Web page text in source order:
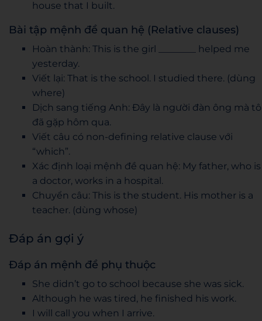
house that I built.
Bài tập mệnh đề quan hệ (Relative clauses)
Hoàn thành: This is the girl ________ helped me
yesterday.
Viết lại: That is the school. I studied there. (dùng
where)
Dịch sang tiếng Anh: Đây là người đàn ông mà
đã gặp hôm qua.
Viết câu có non-defining relative clause với
“which”.
Xác định loại mệnh đề quan hệ: My father, who is
a doctor, works in a hospital.
Chuyển câu: This is the student. His mother is a
teacher. (dùng whose)
Đáp án gợi ý
Đáp án mệnh đề phụ thuộc
She didn’t go to school because she was sick.
Although he was tired, he finished his work.
I will call you when I arrive.